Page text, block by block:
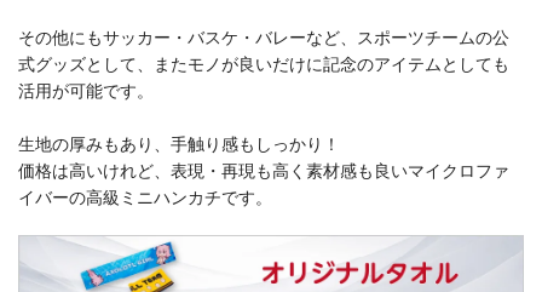
その他にもサッカー・バスケ・バレーなど、スポーツチームの公
式グッズとして、またモノが良いだけに記念のアイテムとしても
活用が可能です。
生地の厚みもあり、手触り感もしっかり！
価格は高いけれど、表現・再現も高く素材感も良いマイクロファ
イバーの高級ミニハンカチです。